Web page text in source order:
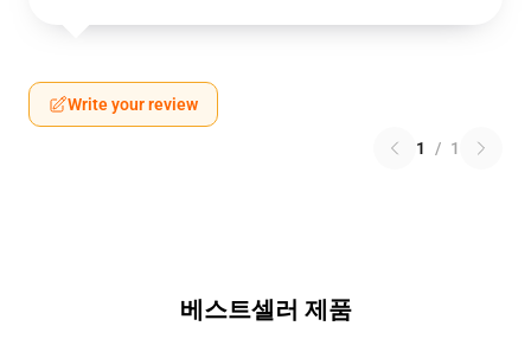
Write your review
1 / 1
베스트셀러 제품